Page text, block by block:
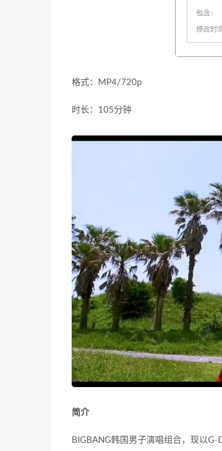
格式：MP4/720p
时长：105分钟
简介
BIGBANG韩国男子演唱组合，现以G-